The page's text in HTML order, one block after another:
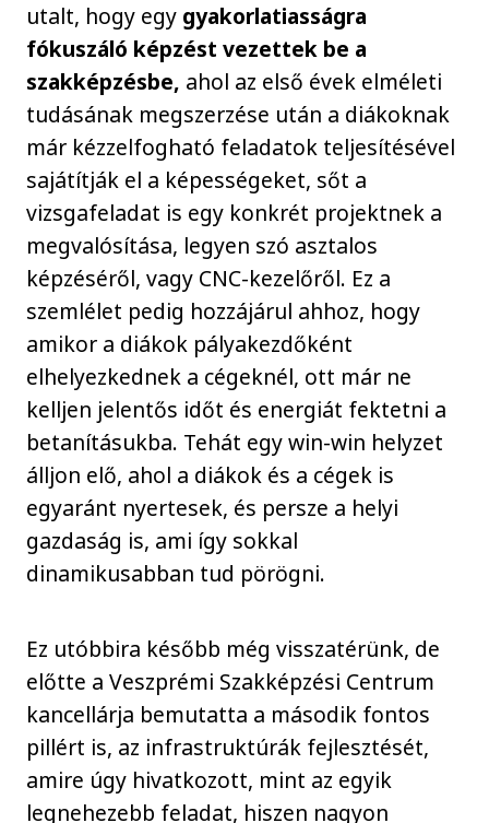
utalt, hogy egy gyakorlatiasságra
fókuszáló képzést vezettek be a
szakképzésbe, ahol az első évek elméleti
tudásának megszerzése után a diákoknak
már kézzelfogható feladatok teljesítésével
sajátítják el a képességeket, sőt a
vizsgafeladat is egy konkrét projektnek a
megvalósítása, legyen szó asztalos
képzéséről, vagy CNC-kezelőről. Ez a
szemlélet pedig hozzájárul ahhoz, hogy
amikor a diákok pályakezdőként
elhelyezkednek a cégeknél, ott már ne
kelljen jelentős időt és energiát fektetni a
betanításukba. Tehát egy win-win helyzet
álljon elő, ahol a diákok és a cégek is
egyaránt nyertesek, és persze a helyi
gazdaság is, ami így sokkal
dinamikusabban tud pörögni.
Ez utóbbira később még visszatérünk, de
előtte a Veszprémi Szakképzési Centrum
kancellárja bemutatta a második fontos
pillért is, az infrastruktúrák fejlesztését,
amire úgy hivatkozott, mint az egyik
legnehezebb feladat, hiszen nagyon